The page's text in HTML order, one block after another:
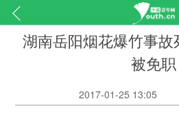
湖南岳阳烟花爆竹事
被免职
2017-01-25 13:05